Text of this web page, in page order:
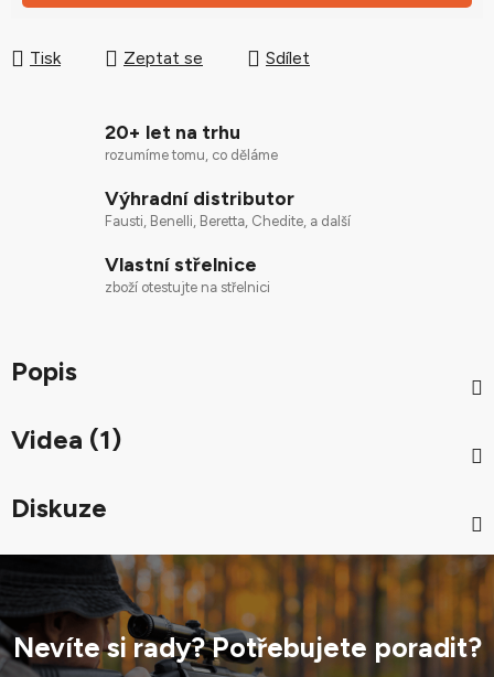
Tisk Zeptat se Sdílet
20+ let na trhu
rozumíme tomu, co děláme
Výhradní distributor
Fausti, Benelli, Beretta, Chedite, a další
Vlastní střelnice
zboží otestujte na střelnici
Popis
Videa (1)
Diskuze
Nevíte si rady? Potřebujete poradit?